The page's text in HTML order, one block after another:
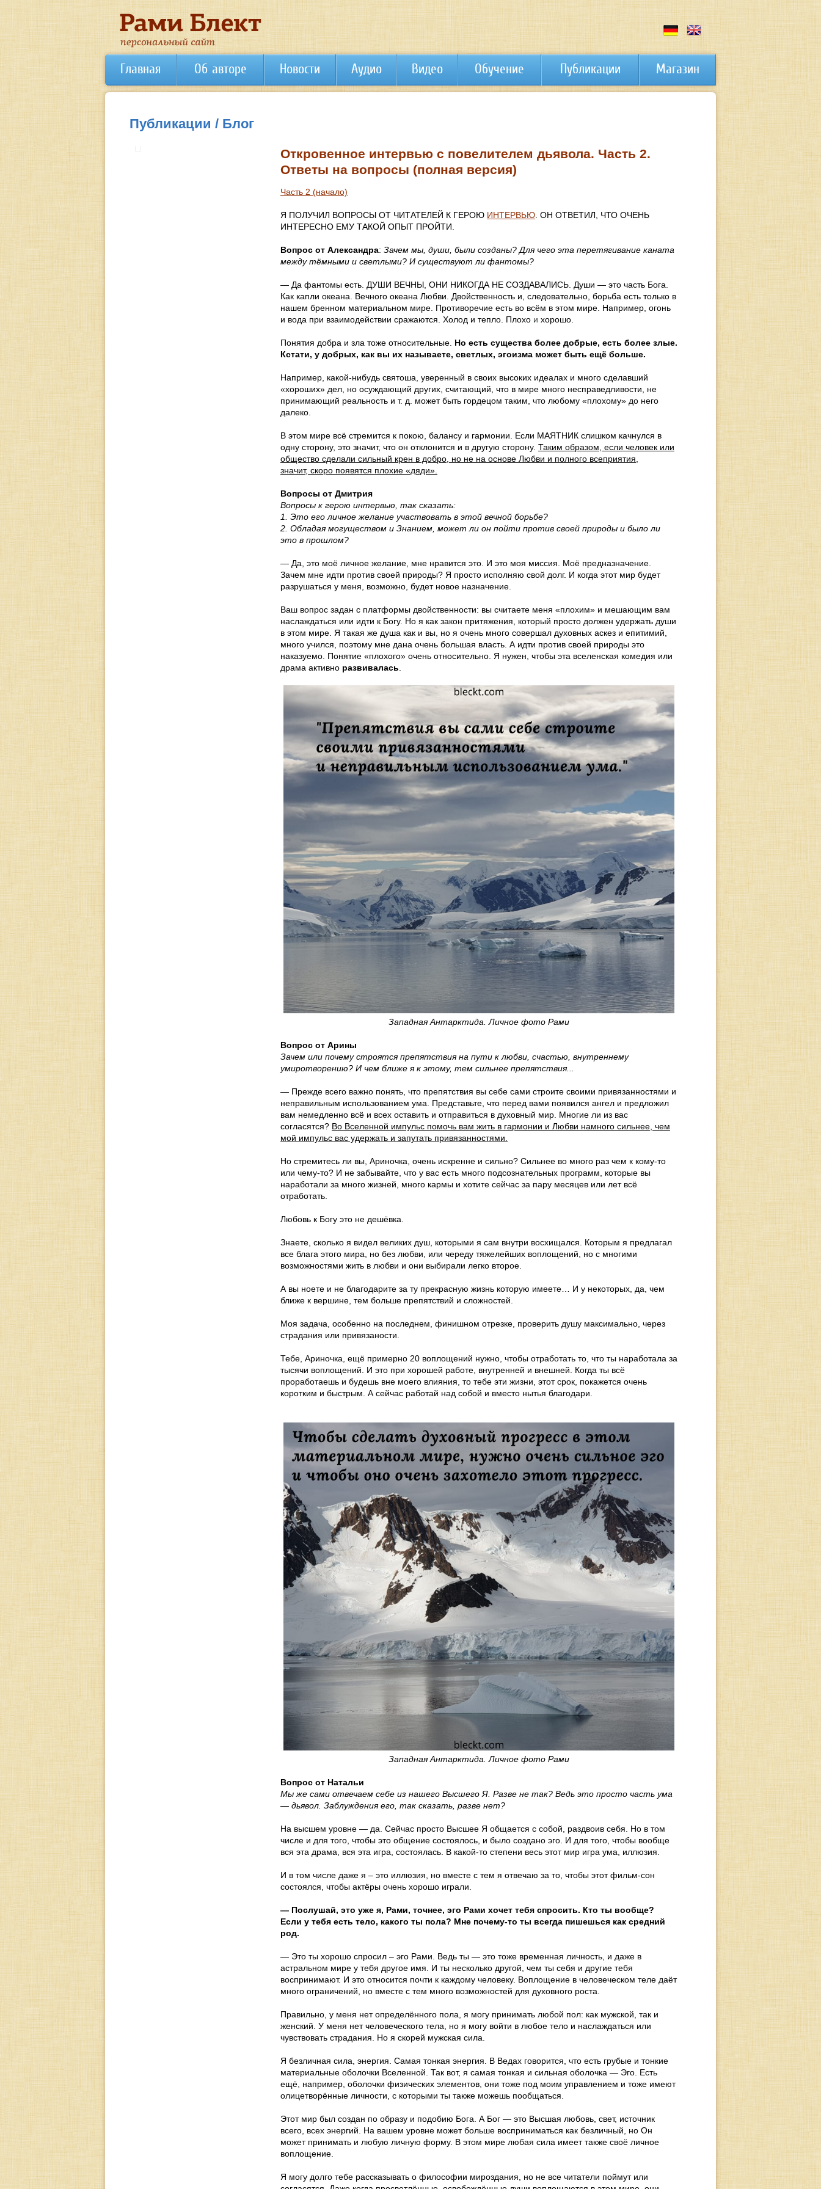
Главная Об авторе Новости Аудио Видео Обучение Публикации Магазин
Публикации / Блог
Откровенное интервью с повелителем дьявола. Часть 2.
Ответы на вопросы (полная версия)
Часть 2 (начало)
Я ПОЛУЧИЛ ВОПРОСЫ ОТ ЧИТАТЕЛЕЙ К ГЕРОЮ ИНТЕРВЬЮ . ОН ОТВЕТИЛ, ЧТО ОЧЕНЬ
ИНТЕРЕСНО ЕМУ ТАКОЙ ОПЫТ ПРОЙТИ.
Вопрос от Александра: Зачем мы, души, были созданы? Для чего эта перетягивание каната
между тёмными и светлыми? И существуют ли фантомы?
— Да фантомы есть. ДУШИ ВЕЧНЫ, ОНИ НИКОГДА НЕ СОЗДАВАЛИСЬ. Души — это часть Бога.
Как капли океана. Вечного океана Любви. Двойственность и, следовательно, борьба есть только в
нашем бренном материальном мире. Противоречие есть во всём в этом мире. Например, огонь
и вода при взаимодействии сражаются. Холод и тепло. Плохо и хорошо.
Понятия добра и зла тоже относительные. Но есть существа более добрые, есть более злые.
Кстати, у добрых, как вы их называете, светлых, эгоизма может быть ещё больше.
Например, какой-нибудь святоша, уверенный в своих высоких идеалах и много сделавший
«хороших» дел, но осуждающий других, считающий, что в мире много несправедливости, не
принимающий реальность и т. д. может быть гордецом таким, что любому «плохому» до него
далеко.
В этом мире всё стремится к покою, балансу и гармонии. Если МАЯТНИК слишком качнулся в
одну сторону, это значит, что он отклонится и в другую сторону. Таким образом, если человек или
общество сделали сильный крен в добро, но не на основе Любви и полного всеприятия,
значит, скоро появятся плохие «дяди».
Вопросы от Дмитрия
Вопросы к герою интервью, так сказать:
1. Это его личное желание участвовать в этой вечной борьбе?
2. Обладая могуществом и Знанием, может ли он пойти против своей природы и было ли
это в прошлом?
— Да, это моё личное желание, мне нравится это. И это моя миссия. Моё предназначение.
Зачем мне идти против своей природы? Я просто исполняю свой долг. И когда этот мир будет
разрушаться у меня, возможно, будет новое назначение.
Ваш вопрос задан с платформы двойственности: вы считаете меня «плохим» и мешающим вам
наслаждаться или идти к Богу. Но я как закон притяжения, который просто должен удержать души
в этом мире. Я такая же душа как и вы, но я очень много совершал духовных аскез и епитимий,
много учился, поэтому мне дана очень большая власть. А идти против своей природы это
наказуемо. Понятие «плохого» очень относительно. Я нужен, чтобы эта вселенская комедия или
драма активно развивалась
Западная Антарктида. Личное фото Рами
Вопрос от Арины
Зачем или почему строятся препятствия на пути к любви, счастью, внутреннему
умиротворению? И чем ближе я к этому, тем сильнее препятствия...
— Прежде всего важно понять, что препятствия вы себе сами строите своими привязанностями и
неправильным использованием ума. Представьте, что перед вами появился ангел и предложил
вам немедленно всё и всех оставить и отправиться в духовный мир. Многие ли из вас
согласятся? Во Вселенной импульс помочь вам жить в гармонии и Любви намного сильнее, чем
мой импульс вас удержать и запутать привязанностями.
Но стремитесь ли вы, Ариночка, очень искренне и сильно? Сильнее во много раз чем к кому-то
или чему-то? И не забывайте, что у вас есть много подсознательных программ, которые вы
наработали за много жизней, много кармы и хотите сейчас за пару месяцев или лет всё
отработать.
Любовь к Богу это не дешёвка.
Знаете, сколько я видел великих душ, которыми я сам внутри восхищался. Которым я предлагал
все блага этого мира, но без любви, или череду тяжелейших воплощений, но с многими
возможностями жить в любви и они выбирали легко второе.
А вы ноете и не благодарите за ту прекрасную жизнь которую имеете… И у некоторых, да, чем
ближе к вершине, тем больше препятствий и сложностей.
Моя задача, особенно на последнем, финишном отрезке, проверить душу максимально, через
страдания или привязаности.
Тебе, Ариночка, ещё примерно 20 воплощений нужно, чтобы отработать то, что ты наработала за
тысячи воплощений. И это при хорошей работе, внутренней и внешней. Когда ты всё
проработаешь и будешь вне моего влияния, то тебе эти жизни, этот срок, покажется очень
коротким и быстрым. А сейчас работай над собой и вместо нытья благодари.
Западная Антарктида. Личное фото Рами
Вопрос от Натальи
Мы же сами отвечаем себе из нашего Высшего Я. Разве не так? Ведь это просто часть ума
— дьявол. Заблуждения его, так сказать, разве нет?
На высшем уровне — да. Сейчас просто Высшее Я общается с собой, раздвоив себя. Но в том
числе и для того, чтобы это общение состоялось, и было создано эго. И для того, чтобы вообще
вся эта драма, вся эта игра, состоялась. В какой-то степени весь этот мир игра ума, иллюзия.
И в том числе даже я – это иллюзия, но вместе с тем я отвечаю за то, чтобы этот фильм-сон
состоялся, чтобы актёры очень хорошо играли.
— Послушай, это уже я, Рами, точнее, эго Рами хочет тебя спросить. Кто ты вообще?
Если у тебя есть тело, какого ты пола? Мне почему-то ты всегда пишешься как средний
род.
— Это ты хорошо спросил – эго Рами. Ведь ты — это тоже временная личность, и даже в
астральном мире у тебя другое имя. И ты несколько другой, чем ты себя и другие тебя
воспринимают. И это относится почти к каждому человеку. Воплощение в человеческом теле даёт
много ограничений, но вместе с тем много возможностей для духовного роста.
Правильно, у меня нет определённого пола, я могу принимать любой пол: как мужской, так и
женский. У меня нет человеческого тела, но я могу войти в любое тело и наслаждаться или
чувствовать страдания. Но я скорей мужская сила.
Я безличная сила, энергия. Самая тонкая энергия. В Ведах говорится, что есть грубые и тонкие
материальные оболочки Вселенной. Так вот, я самая тонкая и сильная оболочка — Эго. Есть
ещё, например, оболочки физических элементов, они тоже под моим управлением и тоже имеют
олицетворённые личности, с которыми ты также можешь пообщаться.
Этот мир был создан по образу и подобию Бога. А Бог — это Высшая любовь, свет, источник
всего, всех энергий. На вашем уровне может больше восприниматься как безличный, но Он
может принимать и любую личную форму. В этом мире любая сила имеет также своё личное
воплощение.
Я могу долго тебе рассказывать о философии мироздания, но не все читатели поймут или